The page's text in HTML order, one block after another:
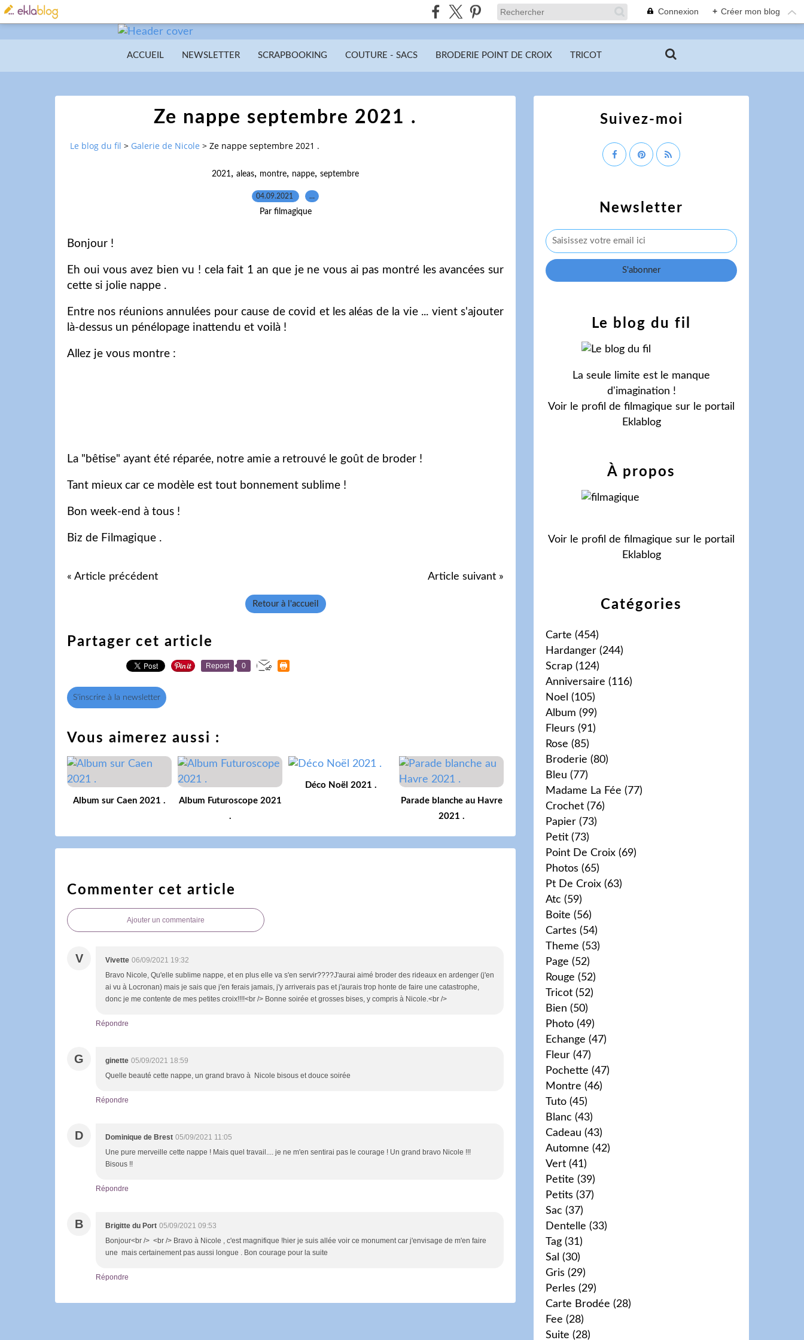
Connexion + Créer mon blog
ACCUEIL NEWSLETTER SCRAPBOOKING COUTURE - SACS BRODERIE POINT DE CROIX TRICOT
Ze nappe septembre 2021 .
Le blog du fil > Galerie de Nicole > Ze nappe septembre 2021 .
2021 , aleas, montre, nappe, septembre
04.09.2021 …
Par filmagique
Bonjour !
Eh oui vous avez bien vu ! cela fait 1 an que je ne vous ai pas montré les avancées sur
cette si jolie nappe .
Entre nos réunions annulées pour cause de covid et les aléas de la vie ... vient s'ajouter
là-dessus un pénélopage inattendu et voilà !
Allez je vous montre :
La "bêtise" ayant été réparée, notre amie a retrouvé le goût de broder !
Tant mieux car ce modèle est tout bonnement sublime !
Bon week-end à tous !
Biz de Filmagique .
« Article précédent Article suivant »
Retour à l'accueil
Partager cet article
Repost 0
S'inscrire à la newsletter
Vous aimerez aussi :
Album sur Caen 2021 .
Album Futuroscope 2021
.
Déco Noël 2021 .
Parade blanche au Havre
2021 .
Commenter cet article
Ajouter un commentaire
V Vivette 06/09/2021 19:32
Bravo Nicole, Qu'elle sublime nappe, et en plus elle va s'en servir????J'aurai aimé broder des rideaux en ardenger (j'en
ai vu à Locronan) mais je sais que j'en ferais jamais, j'y arriverais pas et j'aurais trop honte de faire une catastrophe,
donc je me contente de mes petites croix!!!!<br /> Bonne soirée et grosses bises, y compris à Nicole.<br />
Répondre
G ginette 05/09/2021 18:59
Quelle beauté cette nappe, un grand bravo à Nicole bisous et douce soirée
Répondre
D Dominique de Brest 05/09/2021 11:05
Une pure merveille cette nappe ! Mais quel travail.... je ne m'en sentirai pas le courage ! Un grand bravo Nicole !!!
Bisous !!
Répondre
B Brigitte du Port 05/09/2021 09:53
Bonjour<br /> <br /> Bravo à Nicole , c'est magnifique !hier je suis allée voir ce monument car j'envisage de m'en faire
une mais certainement pas aussi longue . Bon courage pour la suite
Répondre
Newsletter
Catégories
Carte (454)
Hardanger (244)
Scrap (124)
Anniversaire (116)
Noel (105)
Album (99)
Fleurs (91)
Rose (85)
Broderie (80)
Bleu (77)
Madame La Fée (77)
Crochet (76)
Papier (73)
Petit (73)
Point De Croix (69)
Photos (65)
Pt De Croix (63)
Atc (59)
Boite (56)
Cartes (54)
Theme (53)
Page (52)
Rouge (52)
Tricot (52)
Bien (50)
Photo (49)
Echange (47)
Fleur (47)
Pochette (47)
Montre (46)
Tuto (45)
Blanc (43)
Cadeau (43)
Automne (42)
Vert (41)
Petite (39)
Petits (37)
Sac (37)
Dentelle (33)
Tag (31)
Sal (30)
Gris (29)
Perles (29)
Carte Brodée (28)
Fee (28)
Suite (28)
Le blog du fil
La seule limite est le manque
d'imagination !
Voir le profil de filmagique sur le portail
Eklablog
Suivez-moi
À propos
Voir le profil de filmagique sur le portail
Eklablog